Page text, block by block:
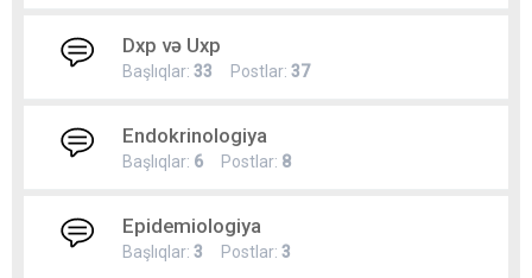
Dxp və Uxp
Başlıqlar: 33 Postlar: 37
Endokrinologiya
Başlıqlar: 6 Postlar: 8
Epidemiologiya
Başlıqlar: 3 Postlar: 3